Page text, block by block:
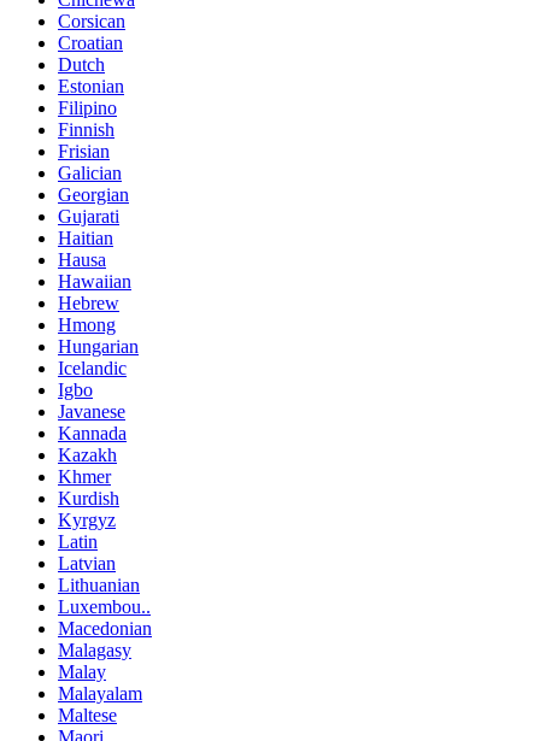
Corsican
Croatian
Dutch
Estonian
Filipino
Finnish
Frisian
Galician
Georgian
Gujarati
Haitian
Hausa
Hawaiian
Hebrew
Hmong
Hungarian
Icelandic
Igbo
Javanese
Kannada
Kazakh
Khmer
Kurdish
Kyrgyz
Latin
Latvian
Lithuanian
Luxembou..
Macedonian
Malagasy
Malay
Malayalam
Maltese
Maori